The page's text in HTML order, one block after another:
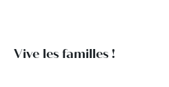
Vive les familles !